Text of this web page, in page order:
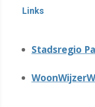
Links
Stadsregio